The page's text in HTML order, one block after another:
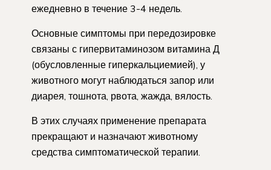
ежедневно в течение 3-4 недель.
Основные симптомы при передозировке
связаны с гипервитаминозом витамина Д
(обусловленные гиперкальциемией), у
животного могут наблюдаться запор или
диарея, тошнота, рвота, жажда, вялость.
В этих случаях применение препарата
прекращают и назначают животному
средства симптоматической терапии.